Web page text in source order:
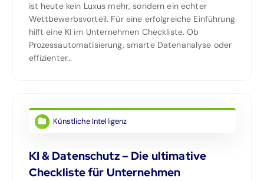
ist heute kein Luxus mehr, sondern ein echter
Wettbewerbsvorteil. Für eine erfolgreiche Einführung
hilft eine KI im Unternehmen Checkliste. Ob
Prozessautomatisierung, smarte Datenanalyse oder
effizienter…
Künstliche Intelligenz
KI & Datenschutz – Die ultimative
Checkliste für Unternehmen